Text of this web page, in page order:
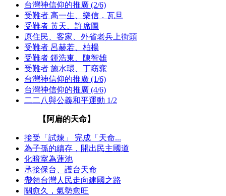
台灣神信仰的推廣 (2/6)
受難者 高一生、樂信．瓦旦
受難者 黃天、許席圖
原住民、客家、外省老兵上街頭
受難者 呂赫若、柏楊
受難者 鍾浩東、陳智雄
受難者 施水環、丁窈窕
台灣神信仰的推廣 (1/6)
台灣神信仰的推廣 (4/6)
二二八與公義和平運動 1/2
【阿扁的天命】
接受「試煉」 完成「天命...
為子孫的續存，開出民主國道
化暗室為蓮池
承接保台、護台天命
帶領台灣人民走向建國之路
關愈久，氣勢愈旺